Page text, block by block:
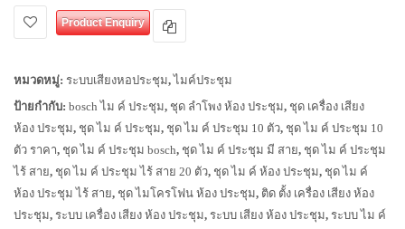
Product Enquiry
หมวดหมู่: ระบบเสียงหอประชุม,ไมค์ประชุม
ป้ายกำกับ: bosch ไม ค์ ประชุม, ชุด ลำโพง ห้อง ประชุม, ชุด เครื่อง เสียง
ห้อง ประชุม, ชุด ไม ค์ ประชุม, ชุด ไม ค์ ประชุม 10 ตัว, ชุด ไม ค์ ประชุม 10
ตัว ราคา, ชุด ไม ค์ ประชุม bosch, ชุด ไม ค์ ประชุม มี สาย, ชุด ไม ค์ ประชุม
ไร้ สาย, ชุด ไม ค์ ประชุม ไร้ สาย 20 ตัว, ชุด ไม ค์ ห้อง ประชุม, ชุด ไม ค์
ห้อง ประชุม ไร้ สาย, ชุด ไมโครโฟน ห้อง ประชุม, ติด ตั้ง เครื่อง เสียง ห้อง
ประชุม, ระบบ เครื่อง เสียง ห้อง ประชุม, ระบบ เสียง ห้อง ประชุม, ระบบ ไม ค์